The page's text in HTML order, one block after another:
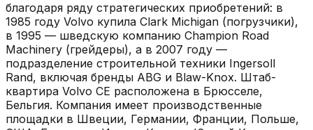
благодаря ряду стратегических приобретений: в
1985 году Volvo купила Clark Michigan (погрузчики),
в 1995 — шведскую компанию Champion Road
Machinery (грейдеры), а в 2007 году —
подразделение строительной техники Ingersoll
Rand, включая бренды ABG и Blaw-Knox. Штаб-
квартира Volvo CE расположена в Брюсселе,
Бельгия. Компания имеет производственные
площадки в Швеции, Германии, Франции, Польше,